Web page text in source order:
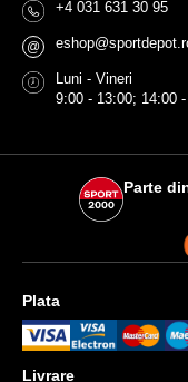
+4 031 631 30 95
@
Luni - Vineri
9:00 - 13:00; 14:00
Parte
Plata
Livrare